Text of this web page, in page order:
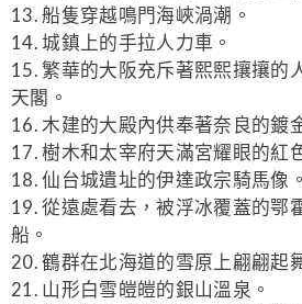
13. 船隻穿越鳴門海峽渦潮。
14. 城鎮上的手拉人力車。
15. 繁華的大阪充斥著熙熙攘攘的
天閣。
16. 木建的大殿內供奉著奈良的鍍
17. 樹木和太宰府天滿宮耀眼的紅
18. 仙台城遺址的伊達政宗騎馬像。
19. 從遠處看去，被浮冰覆蓋的鄂
船。
20. 鶴群在北海道的雪原上翩翩起
21. 山形白雪皚皚的銀山溫泉。